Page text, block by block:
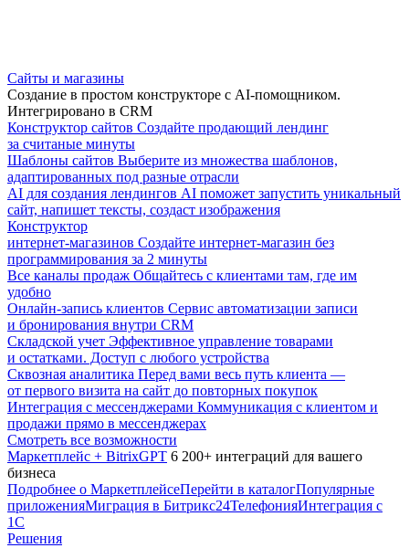
Сайты и магазины
Создание в простом конструкторе с AI-помощником.
Интегрировано в CRM
Конструктор сайтов Создайте продающий лендинг
за считаные минуты
Шаблоны сайтов Выберите из множества шаблонов,
адаптированных под разные отрасли
AI для создания лендингов AI поможет запустить уникальный
сайт, напишет тексты, создаст изображения
Конструктор
интернет-магазинов Создайте интернет-магазин без
программирования за 2 минуты
Все каналы продаж Общайтесь с клиентами там, где им
удобно
Онлайн-запись клиентов Сервис автоматизации записи
и бронирования внутри CRM
Складской учет Эффективное управление товарами
и остатками. Доступ с любого устройства
Сквозная аналитика Перед вами весь путь клиента —
от первого визита на сайт до повторных покупок
Интеграция с мессенджерами Коммуникация с клиентом и
продажи прямо в мессенджерах
Смотреть все возможности
Маркетплейс + BitrixGPT 6 200+ интеграций для вашего
бизнеса
Подробнее о МаркетплейсеПерейти в каталогПопулярные
приложенияМиграция в Битрикс24ТелефонияИнтеграция с
1С
Решения